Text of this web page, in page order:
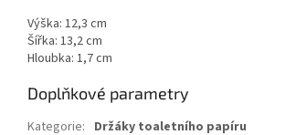
Výška: 12,3 cm
Šířka: 13,2 cm
Hloubka: 1,7 cm
Doplňkové parametry
Kategorie: Držáky toaletního papíru